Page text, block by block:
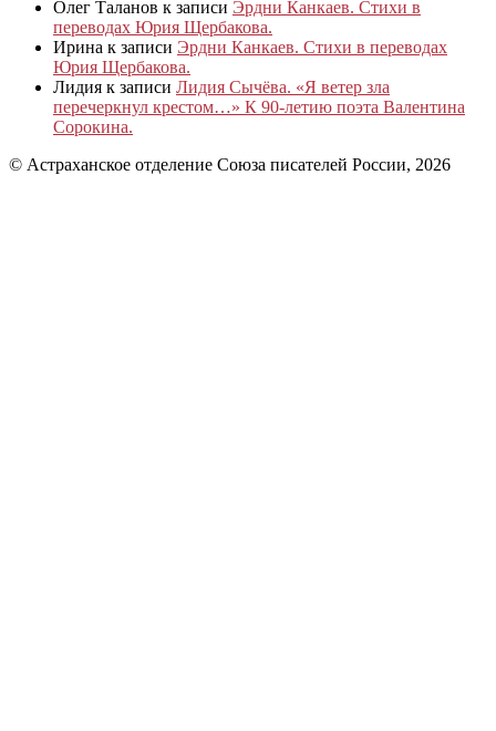
Олег Таланов к записи Эрдни Канкаев. Стихи в
переводах Юрия Щербакова.
Ирина к записи Эрдни Канкаев. Стихи в переводах
Юрия Щербакова.
Лидия к записи Лидия Сычёва. «Я ветер зла
перечеркнул крестом…» К 90-летию поэта Валентина
Сорокина.
© Астраханское отделение Союза писателей России, 2026